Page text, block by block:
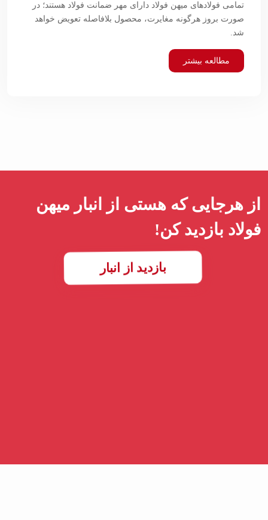
تمامی فولادهای میهن فولاد دارای مهر ضمانت فولاد هستند؛ در
صورت بروز هرگونه مغایرت، محصول بلافاصله تعویض خواهد
شد.
مطالعه بیشتر
از هرجایی که هستی از انبار میهن
فولاد بازدید کن!
بازدید از انبار